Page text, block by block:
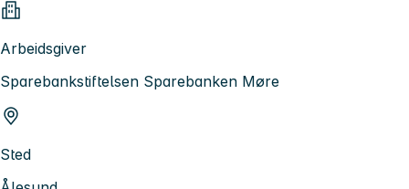
Arbeidsgiver
Sparebankstiftelsen Sparebanken Møre
Sted